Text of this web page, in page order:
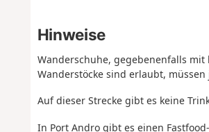
Hinweise
Wanderschuhe, gegebenenfalls
Wanderstöcke sind erlaubt,
Auf dieser Strecke gibt es keine
In Port Andro gibt es einen